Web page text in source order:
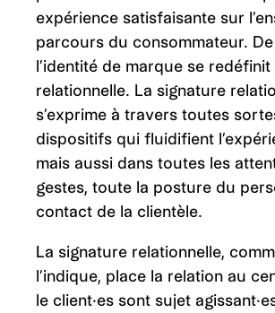
expérience satisfaisante sur
parcours du consommateur.
l’identité de marque se
relationnelle. La signature
s’exprime à travers toutes
dispositifs qui fluidifient
mais aussi dans toutes les
gestes, toute la posture du
contact de la clientèle.
La signature relationnelle,
l’indique, place la relation au
le client·es sont sujet